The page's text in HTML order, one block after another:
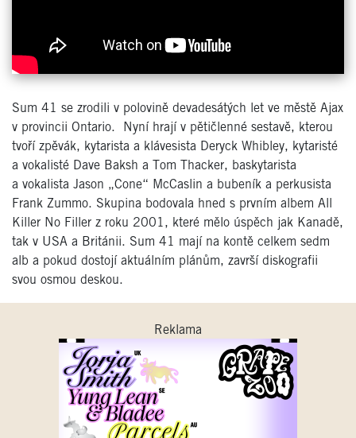
Sum 41 se zrodili v polovině devadesátých let ve městě Ajax
v provincii Ontario. Nyní hrají v pětičlenné sestavě, kterou
tvoří zpěvák, kytarista a klávesista Deryck Whibley, kytaristé
a vokalisté Dave Baksh a Tom Thacker, baskytarista
a vokalista Jason „Cone“ McCaslin a bubeník a perkusista
Frank Zummo. Skupina bodovala hned s prvním albem All
Killer No Filler z roku 2001, které mělo úspěch jak Kanadě,
tak v USA a Británii. Sum 41 mají na kontě celkem sedm
alb a pokud dostojí aktuálním plánům, završí diskografii
svou osmou deskou.
Reklama